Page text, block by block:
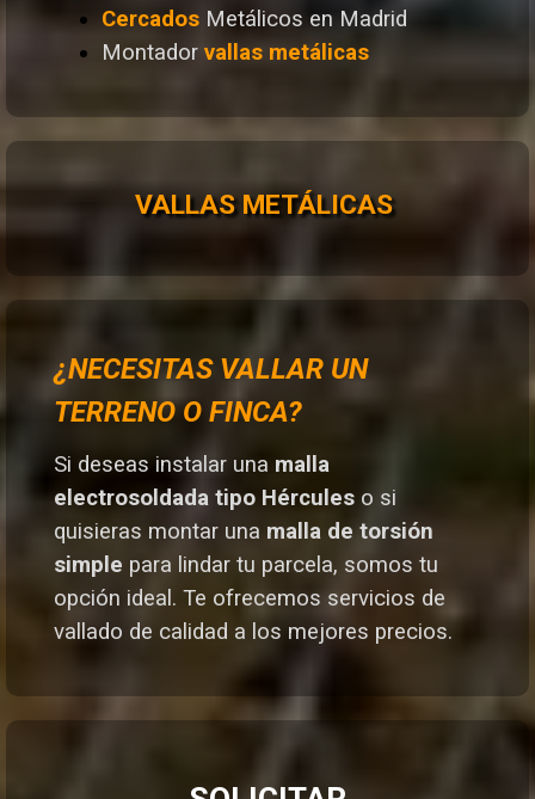
Cercados Metálicos en Madrid
Montador vallas metálicas
VALLAS METÁLICAS
¿NECESITAS VALLAR UN
TERRENO O FINCA?
Si deseas instalar una malla
electrosoldada tipo Hércules o si
quisieras montar una malla de torsión
simple para lindar tu parcela, somos tu
opción ideal. Te ofrecemos servicios de
vallado de calidad a los mejores precios.